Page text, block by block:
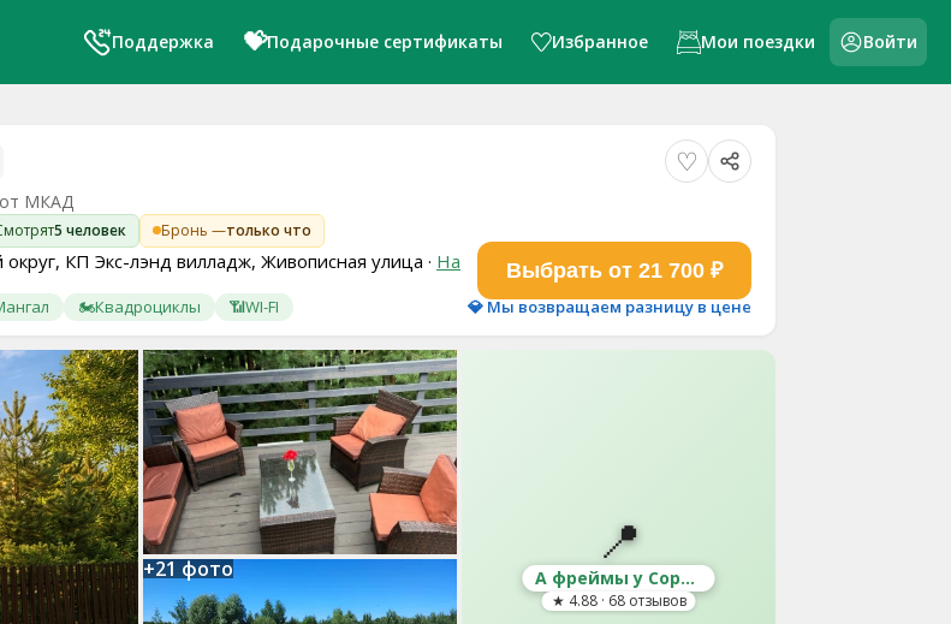
Поддержка 💝Подарочные сертификаты Избранное Мои поездки Войти
от МКАД
5 человек Бронь —только что
КП Экс-лэнд вилладж, Живописная улица · На
🏍️Квадроциклы 📶WI-FI
Выбрать от 21 700 ₽
💎 Мы возвращаем разницу в цене
+21 фото 📍
А фреймы у Сорочан
★ 4.88 · 68 отзывов